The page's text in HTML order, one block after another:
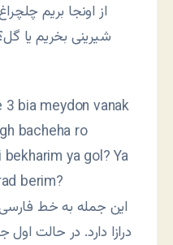
از اونجا بریم
شیرینی بخریم یا
bia meydon vanak
bacheha ro
ya gol? Ya
berim?
درازا دارد. در حالت